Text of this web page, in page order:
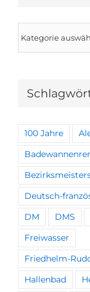
Kategorien
100 Jahre
Deutsch-
DM DMS
Freiwasser
Friedhelm-
Hallenbad